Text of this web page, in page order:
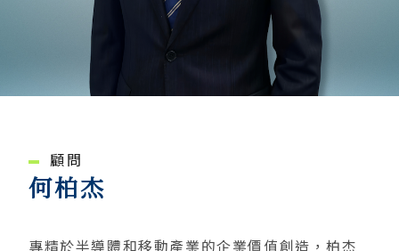
顧問
何柏杰
專精於半導體和移動產業的企業價值創造，柏杰